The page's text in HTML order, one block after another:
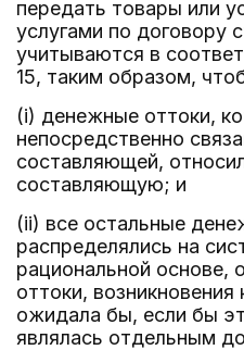
передать товары или
услугами по договору
учитываются в
15, таким образом,
(i) денежные оттоки,
непосредственно
составляющей,
составляющую; и
(ii) все остальные
распределялись на
рациональной
оттоки, возникновения
ожидала бы, если бы
являлась отдельным